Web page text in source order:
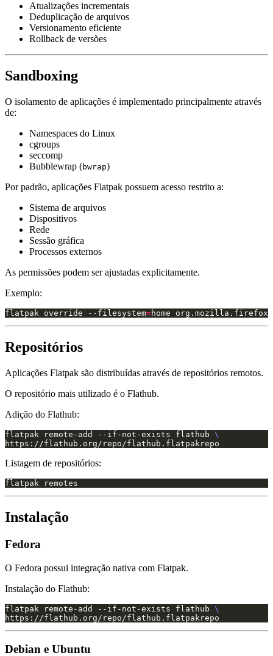
Atualizações incrementais
Deduplicação de arquivos
Versionamento eficiente
Rollback de versões
Sandboxing
O isolamento de aplicações é implementado principalmente através
de:
Namespaces do Linux
cgroups
seccomp
Bubblewrap (bwrap)
Por padrão, aplicações Flatpak possuem acesso restrito a:
Sistema de arquivos
Dispositivos
Rede
Sessão gráfica
Processos externos
As permissões podem ser ajustadas explicitamente.
Exemplo:
flatpak override --filesystem=
Repositórios
Aplicações Flatpak são distribuídas através de repositórios remotos.
O repositório mais utilizado é o Flathub.
Adição do Flathub:
flatpak remote-add --if-not-exists flathub
Listagem de repositórios:
Instalação
Fedora
O Fedora possui integração nativa com Flatpak.
Instalação do Flathub:
flatpak remote-add --if-not-exists flathub
Debian e Ubuntu